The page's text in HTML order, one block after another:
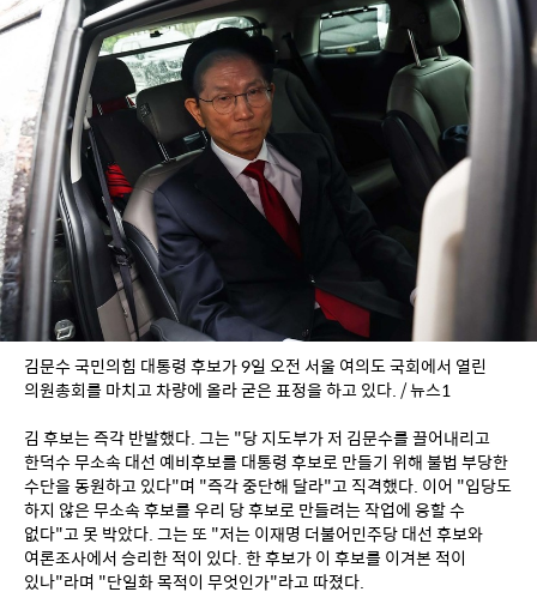
김문수 국민의힘 대통령 후보가 9일 오전 서울 여의도 국회에서 열린
의원총회를 마치고 차량에 올라 굳은 표정을 하고 있다. / 뉴스1
김 후보는 즉각 반발했다. 그는 "당 지도부가 저 김문수를 끌어내리고
한덕수 무소속 대선 예비후보를 대통령 후보로 만들기 위해 불법 부당한
수단을 동원하고 있다"며 "즉각 중단해 달라"고 직격했다. 이어 "입당도
하지 않은 무소속 후보를 우리 당 후보로 만들려는 작업에 응할 수
없다"고 못 박았다. 그는 또 "저는 이재명 더불어민주당 대선 후보와
여론조사에서 승리한 적이 있다. 한 후보가 이 후보를 이겨본 적이
있나"라며 "단일화 목적이 무엇인가"라고 따졌다.